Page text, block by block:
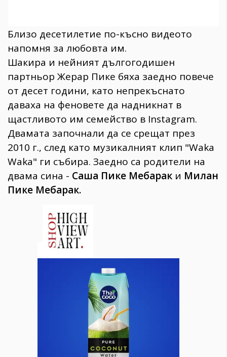
Близо десетилетие по-късно видеото
напомня за любовта им.
Шакира и нейният дългогодишен
партньор Жерар Пике бяха заедно повече
от десет години, като непрекъснато
даваха на феновете да надникнат в
щастливото им семейство в Instagram.
Двамата започнали да се срещат през
2010 г., след като музикалният клип "Waka
Waka" ги събира. Заедно са родители на
двама сина - Саша Пике Мебарак и Милан
Пике Мебарак.